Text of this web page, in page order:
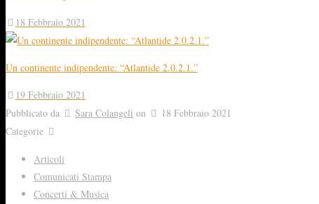
18 Febbraio 2021
Un continente indipendente: “Atlantide 2.0.2.1.”
19 Febbraio 2021
Pubblicato da
Sara Colangeli on
18 Febbraio 2021
Categorie
Articoli
Comunicati Stampa
Concerti & Musica